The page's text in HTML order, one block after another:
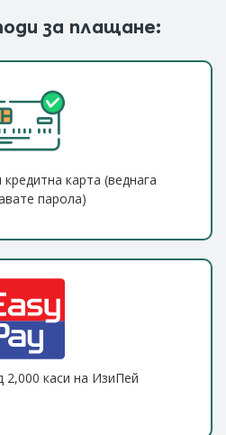
за плащане:
карта (веднага
парола)
2,000 каси на ИзиПей